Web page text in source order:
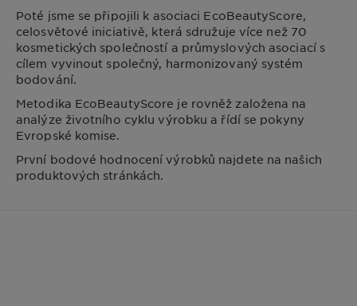
Poté jsme se připojili k asociaci EcoBeautyScore,
celosvětové iniciativě, která sdružuje více než 70
kosmetických společností a průmyslových asociací s
cílem vyvinout společný, harmonizovaný systém
bodování.
Metodika EcoBeautyScore je rovněž založena na
analýze životního cyklu výrobku a řídí se pokyny
Evropské komise.
První bodové hodnocení výrobků najdete na našich
produktových stránkách.